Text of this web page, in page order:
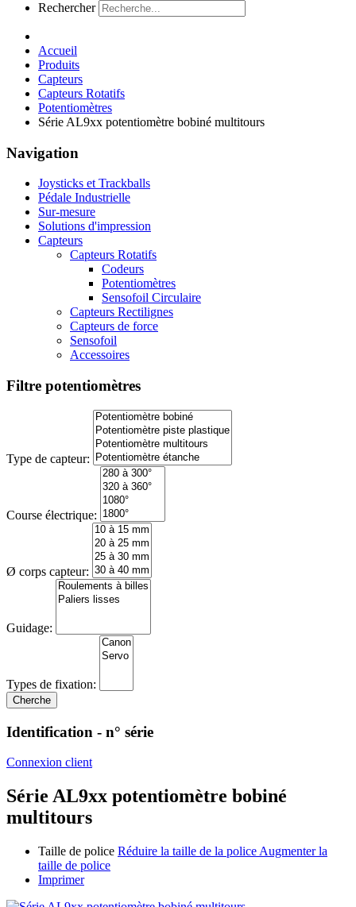
Rechercher
Accueil
Produits
Capteurs
Capteurs Rotatifs
Potentiomètres
Série AL9xx potentiomètre bobiné multitours
Navigation
Joysticks et Trackballs
Pédale Industrielle
Sur-mesure
Solutions d'impression
Capteurs
Capteurs Rotatifs
Codeurs
Potentiomètres
Sensofoil Circulaire
Capteurs Rectilignes
Capteurs de force
Sensofoil
Accessoires
Filtre potentiomètres
Type de capteur:
Course électrique:
Ø corps capteur:
Guidage:
Types de fixation:
Identification - n° série
Connexion client
Série AL9xx potentiomètre bobiné
multitours
Taille de police Réduire la taille de la police Augmenter la
taille de police
Imprimer